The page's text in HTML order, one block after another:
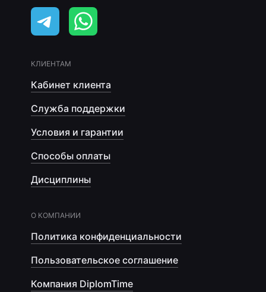
КЛИЕНТАМ
Кабинет клиента
Служба поддержки
Условия и гарантии
Способы оплаты
Дисциплины
О КОМПАНИИ
Политика конфиденциальности
Пользовательское соглашение
Компания DiplomTime